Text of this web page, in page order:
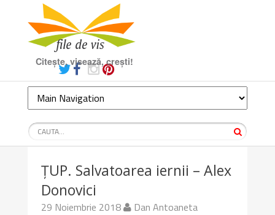
Citește, visează, crești!
ȚUP. Salvatoarea iernii – Alex
Donovici
29 Noiembrie 2018 Dan Antoaneta